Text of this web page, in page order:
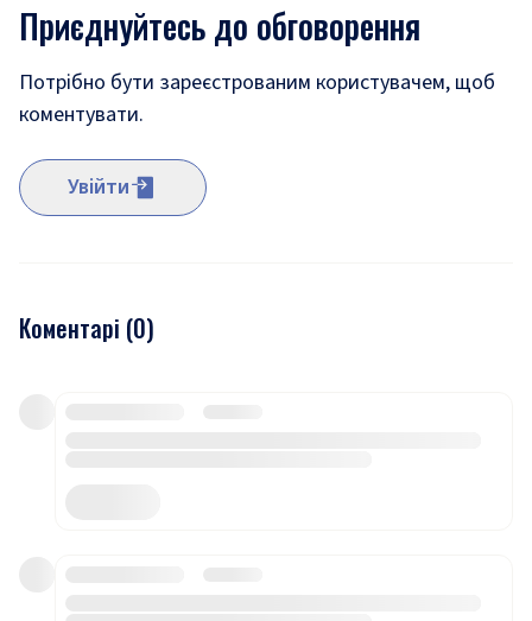
Приєднуйтесь до обговорення
Потрібно бути зареєстрованим користувачем, щоб
коментувати.
Увійти
Коментарі (0)